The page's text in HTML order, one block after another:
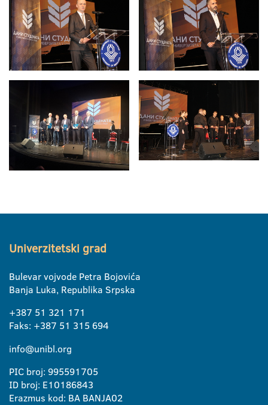
Univerzitetski grad
Bulevar vojvode Petra Bojovića
Banja Luka, Republika Srpska
+387 51 321 171
Faks: +387 51 315 694
info@unibl.org
PIC broj: 995591705
ID broj: E10186843
Erazmus kod: BA BANJA02